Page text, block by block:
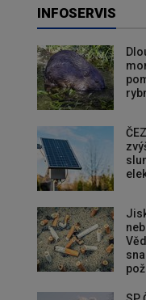
INFOSERVIS